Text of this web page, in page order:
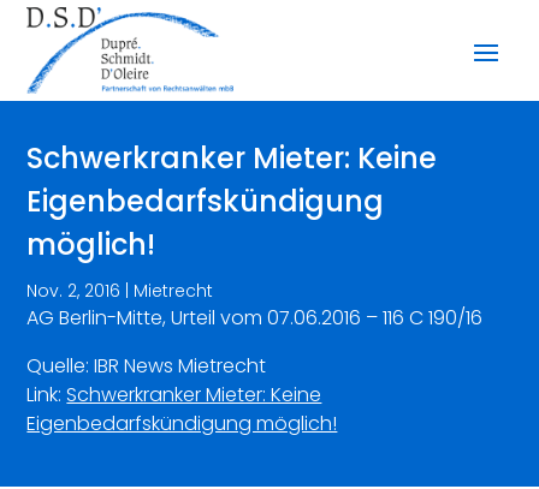
Schwerkranker Mieter: Keine
Eigenbedarfskündigung
möglich!
Nov. 2, 2016 | Mietrecht
AG Berlin-Mitte, Urteil vom 07.06.2016 – 116 C 190/16
Quelle: IBR News Mietrecht
Link:Schwerkranker Mieter: Keine
Eigenbedarfskündigung möglich!